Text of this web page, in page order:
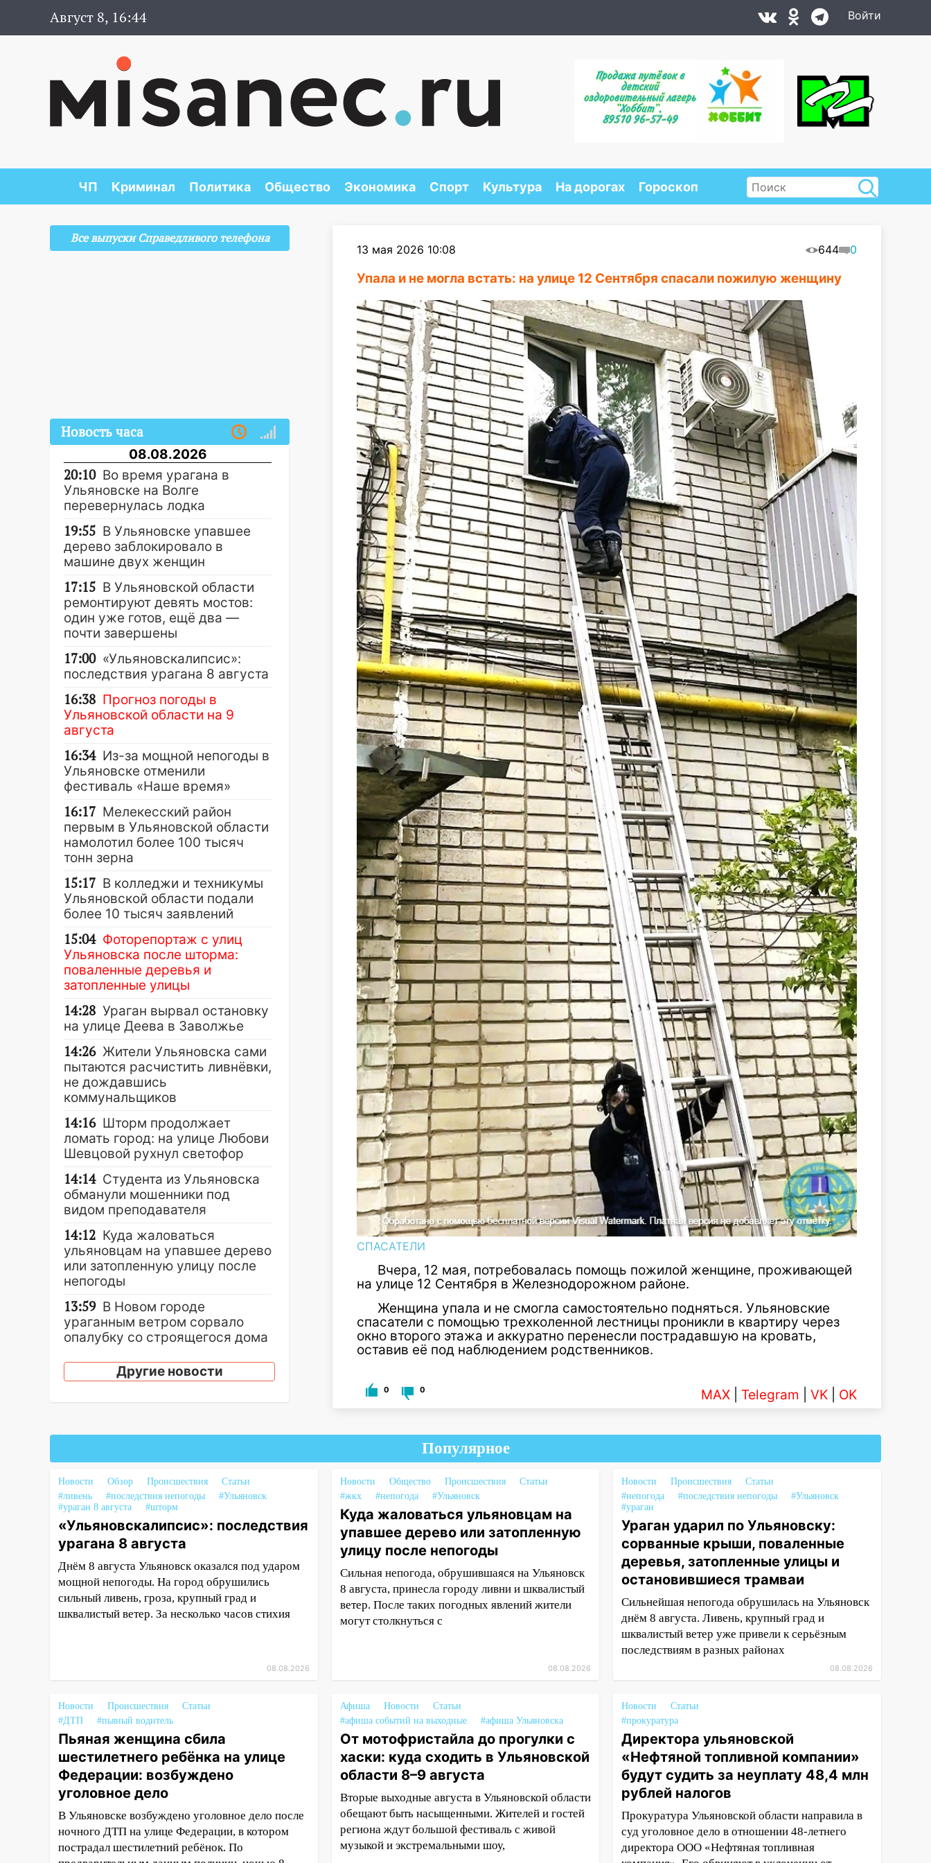
Август 8, 16:44 Войти
ЧП Криминал Политика Общество Экономика Спорт Культура На дорогах Гороскоп
13 мая 2026 10:08 644 0
Упала и не могла встать: на улице 12 Сентября спасали пожилую женщину
СПАСАТЕЛИ
Вчера, 12 мая, потребовалась помощь пожилой женщине, проживающей
на улице 12 Сентября в Железнодорожном районе.
Женщина упала и не смогла самостоятельно подняться. Ульяновские
спасатели с помощью трехколенной лестницы проникли в квартиру через
окно второго этажа и аккуратно перенесли пострадавшую на кровать,
оставив её под наблюдением родственников.
0 0 MAX Telegram VK OK
Все выпуски Справедливого телефона
Новость часа
08.08.2026
20:10 Во время урагана в
Ульяновске на Волге
перевернулась лодка
19:55 В Ульяновске упавшее
дерево заблокировало в
машине двух женщин
17:15 В Ульяновской области
ремонтируют девять мостов:
один уже готов, ещё два —
почти завершены
17:00 «Ульяновскалипсис»:
последствия урагана 8 августа
16:38 Прогноз погоды в
Ульяновской области на 9
августа
16:34 Из-за мощной непогоды в
Ульяновске отменили
фестиваль «Наше время»
16:17 Мелекесский район
первым в Ульяновской области
намолотил более 100 тысяч
тонн зерна
15:17 В колледжи и техникумы
Ульяновской области подали
более 10 тысяч заявлений
15:04 Фоторепортаж с улиц
Ульяновска после шторма:
поваленные деревья и
затопленные улицы
14:28 Ураган вырвал остановку
на улице Деева в Заволжье
14:26 Жители Ульяновска сами
пытаются расчистить ливнёвки,
не дождавшись
коммунальщиков
14:16 Шторм продолжает
ломать город: на улице Любови
Шевцовой рухнул светофор
14:14 Студента из Ульяновска
обманули мошенники под
видом преподавателя
14:12 Куда жаловаться
ульяновцам на упавшее дерево
или затопленную улицу после
непогоды
13:59 В Новом городе
ураганным ветром сорвало
опалубку со строящегося дома
13:54 В мэрии Ульяновска
рассказали, как устраняют
крушить Ульяновск: дерево
Орджоникидзе
13:47
На Нижней Террасе
мощным ветром вырвало
дерево с корнем
13:46 Сильный ветер сорвал
крышу с СТО на проспекте
Созидателей
13:35 Непогода продолжает
бить по транспорту: в
Ульяновске: фото
13:17
Непогода в Ульяновске
не закончится сегодня:
сильные ливни сохранятся 9
августа
13:15 Трижды «брал в долг»
без спроса: житель
Вешкаймского района похитил
у знакомого 191 тысячу рублей
Другие новости
Популярное
Новости Обзор Происшествия
Статьи
#ливень
#последствия непогоды
#Ульяновск
#ураган 8 августа
#шторм
«Ульяновскалипсис»: последствия
урагана 8 августа
Днём 8 августа Ульяновск оказался под ударом
мощной непогоды. На город обрушились
сильный ливень, гроза, крупный град и
шквалистый ветер. За несколько часов стихия
08.08.2026
Новости Общество Происшествия
Статьи
#жкх
#непогода #Ульяновск
Куда жаловаться ульяновцам на
упавшее дерево или затопленную
улицу после непогоды
Сильная непогода, обрушившаяся на Ульяновск
8 августа, принесла городу ливни и шквалистый
ветер. После таких погодных явлений жители
могут столкнуться с
08.08.2026
Новости Происшествия
Статьи
#непогода
#последствия непогоды
#Ульяновск
#ураган
Ураган ударил по Ульяновску:
сорванные крыши, поваленные
деревья, затопленные улицы и
остановившиеся трамваи
Сильнейшая непогода обрушилась на Ульяновск
днём 8 августа. Ливень, крупный град и
шквалистый ветер уже привели к серьёзным
последствиям в разных районах
08.08.2026
Новости Происшествия
Статьи
#ДТП
#пьяный водитель
Пьяная женщина сбила
шестилетнего ребёнка на улице
Федерации: возбуждено
уголовное дело
В Ульяновске возбуждено уголовное дело после
ночного ДТП на улице Федерации, в котором
пострадал шестилетний ребёнок. По
Афиша Новости
Статьи
#афиша событий на выходные
#афиша Ульяновска
От мотофристайла до прогулки с
хаски: куда сходить в Ульяновской
области 8–9 августа
Вторые выходные августа в Ульяновской области
обещают быть насыщенными. Жителей и гостей
региона ждут большой фестиваль с живой
музыкой и экстремальными шоу,
Новости
Статьи
#прокуратура
Директора ульяновской
«Нефтяной топливной компании»
будут судить за неуплату 48,4 млн
рублей налогов
Прокуратура Ульяновской области направила в
суд уголовное дело в отношении 48-летнего
директора ООО «Нефтяная топливная